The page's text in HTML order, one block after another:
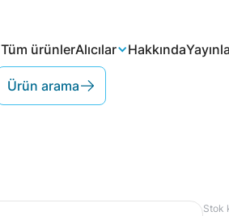
Tüm ürünlerAlıcılar Hakkında
Ürün arama
Stok